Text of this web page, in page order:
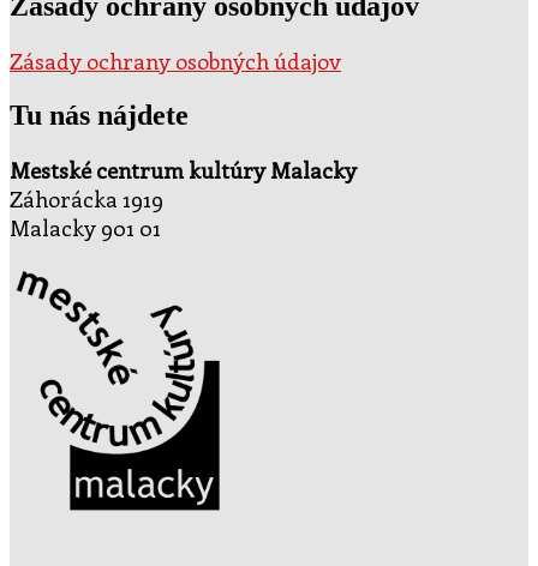
Zásady ochrany osobných údajov
Zásady ochrany osobných údajov
Tu nás nájdete
Mestské centrum kultúry Malacky
Záhorácka 1919
Malacky 901 01